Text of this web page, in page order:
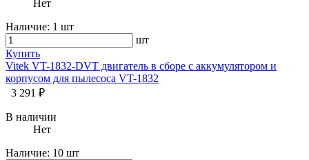
Нет
Наличие: 1 шт
шт
Купить
Vitek VT-1832-DVT двигатель в сборе с аккумулятором и
корпусом для пылесоса VT-1832
3 291 ₽
В наличии
Нет
Наличие: 10 шт